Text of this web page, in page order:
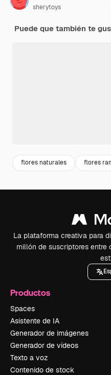
sherytoys
Puede que también te
flores naturales flores
La plataforma creativa para
millón de suscriptores entre
Productos
Spaces
Asistente de IA
Generador de imágenes
Generador de vídeos
Texto a voz
Contenido de stock